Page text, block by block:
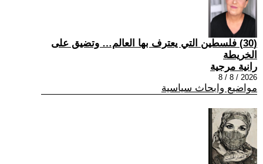
(30) فلسطين التي يعترف بها العالم… وتضيق على
الخريطة
رانية مرجية
2026 / 8 / 8
مواضيع وابحاث سياسية